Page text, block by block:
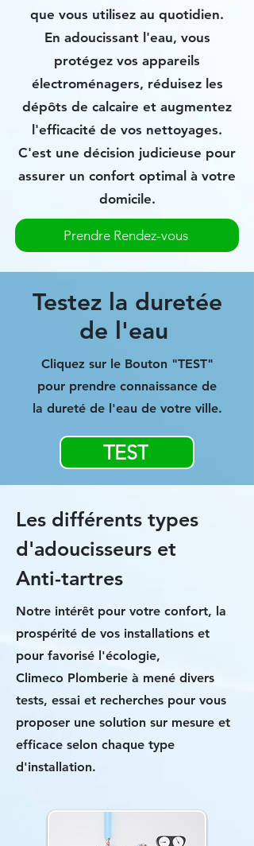
que vous utilisez au quotidien.
En adoucissant l'eau, vous
protégez vos appareils
électroménagers, réduisez les
dépôts de calcaire et augmentez
l'efficacité de vos nettoyages.
C'est une décision judicieuse pour
assurer un confort optimal à votre
domicile.
Prendre Rendez-vous
Testez la duretée
de l'eau
Cliquez sur le Bouton "TEST"
pour prendre connaissance de
la dureté de l'eau de votre ville.
TEST
Les différents types
d'adoucisseurs et
Anti-tartres
Notre intérêt pour votre confort, la
prospérité de vos installations et
pour favorisé l'écologie,
Climeco Plomberie à mené divers
tests, essai et recherches pour vous
proposer une solution sur mesure et
efficace selon chaque type
d'installation.